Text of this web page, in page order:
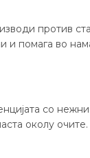
против
и помага во
со
околу